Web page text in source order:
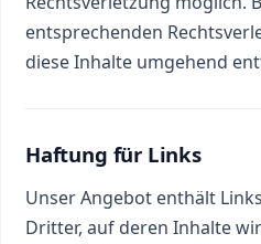
entsprechenden
diese Inhalte umgehend
Haftung für Links
Unser Angebot enthält
Dritter, auf deren Inhalte